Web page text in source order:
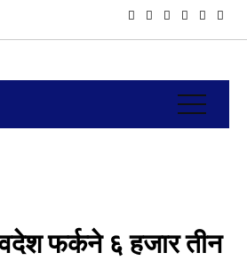
फर्कने ६ हजार तीन